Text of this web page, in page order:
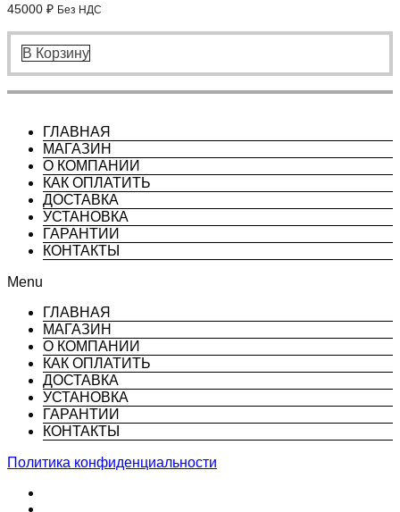
45000 ₽ Без НДС
В Корзину
ГЛАВНАЯ
МАГАЗИН
О КОМПАНИИ
КАК ОПЛАТИТЬ
ДОСТАВКА
УСТАНОВКА
ГАРАНТИИ
КОНТАКТЫ
Menu
ГЛАВНАЯ
МАГАЗИН
О КОМПАНИИ
КАК ОПЛАТИТЬ
ДОСТАВКА
УСТАНОВКА
ГАРАНТИИ
КОНТАКТЫ
Политика конфиденциальности